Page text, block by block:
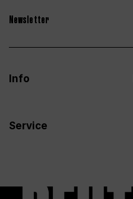
Newsletter
Info
Service